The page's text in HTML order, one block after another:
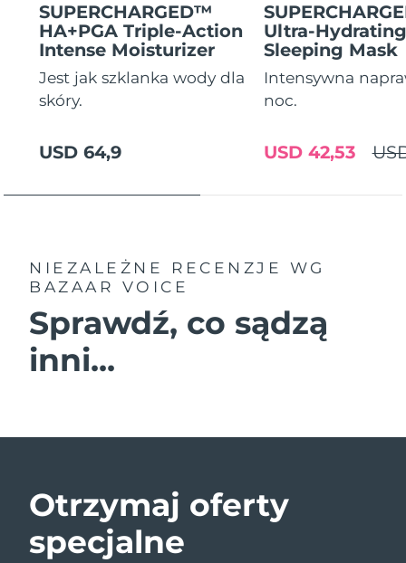
SUPERCHARGED™
HA+PGA Triple-Action
Intense Moisturizer
Jest jak szklanka wody dla
skóry.
USD 64,9
Ultra-
Sleeping Mask
Intensywna
noc.
USD 42,53
NIEZALEŻNE RECENZJE
WG
BAZAAR VOICE
Sprawdź, co sądzą
inni...
Otrzymaj oferty
specjalne